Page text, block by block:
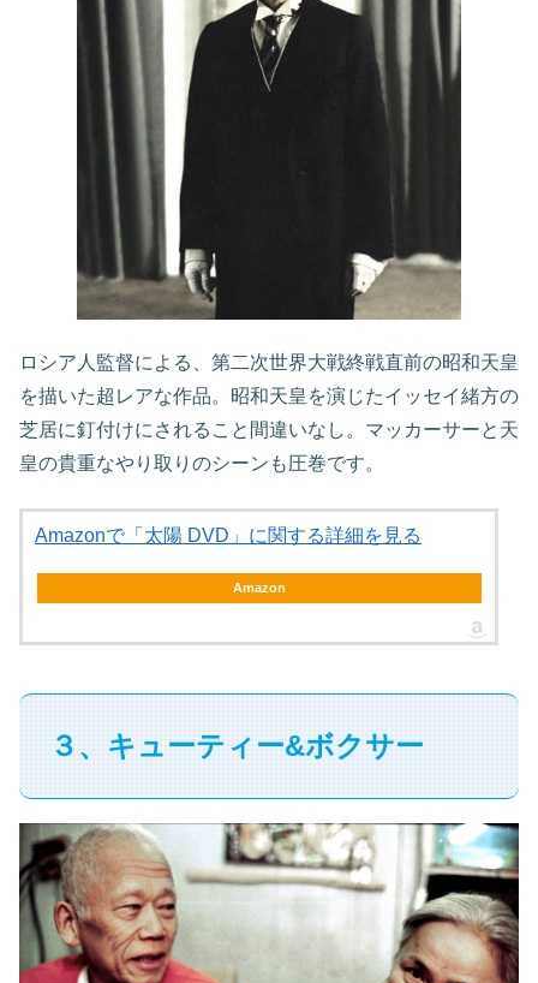
ロシア人監督による、第二次世界大戦終戦直前の昭和天皇
を描いた超レアな作品。昭和天皇を演じたイッセイ緒方の
芝居に釘付けにされること間違いなし。マッカーサーと天
皇の貴重なやり取りのシーンも圧巻です。
Amazonで「太陽 DVD」に関する詳細を見る
Amazon
３、キューティー&ボクサー